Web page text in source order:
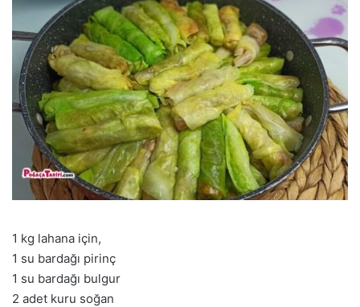
1 kg lahana için,
1 su bardağı pirinç
1 su bardağı bulgur
2 adet kuru soğan